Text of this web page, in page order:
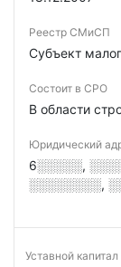
Реестр СМиСП
Субъект
Состоит в СРО
В области
Юридический
6░░░░░,
░░░░░░░░,
Уставной капитал